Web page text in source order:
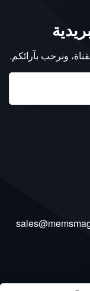
ونرحب بآرائكم.